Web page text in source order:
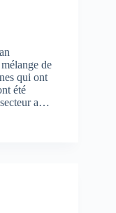
de
qui ont
été
a…